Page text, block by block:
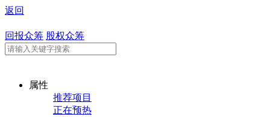
返回
回报众筹 股权众筹
属性
推荐项目
正在预热